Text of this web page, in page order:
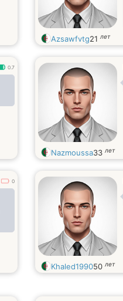
Azsawfvtg21 лет
0.7
Nazmoussa33 лет
0
Khaled199050 лет